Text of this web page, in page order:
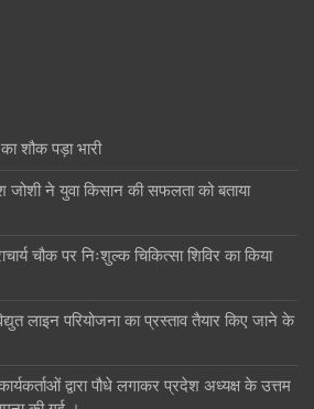
शौक पड़ा भारी
ने युवा किसान की सफलता को बताया
चौक पर निःशुल्क चिकित्सा शिविर का किया
लाइन परियोजना का प्रस्ताव तैयार किए जाने के
कार्यकर्ताओं द्वारा पौधे लगाकर प्रदेश अध्यक्ष के उत्तम